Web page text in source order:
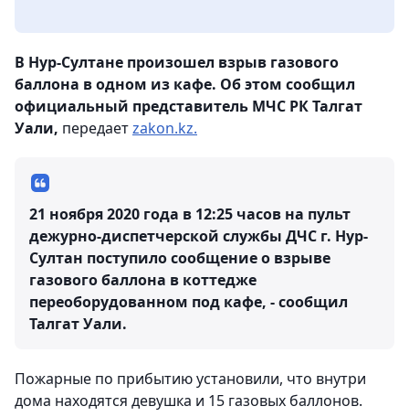
В Нур-Султане произошел взрыв газового
баллона в одном из кафе. Об этом сообщил
официальный представитель МЧС РК Талгат
Уали, передаетzakon.kz.
​21 ноября 2020 года в 12:25 часов на пульт
дежурно-диспетчерской службы ДЧС г. Нур-
Султан поступило сообщение о взрыве
газового баллона в коттедже
переоборудованном под кафе, - сообщил
Талгат Уали.
Пожарные по прибытию установили, что внутри
дома находятся девушка и 15 газовых баллонов.